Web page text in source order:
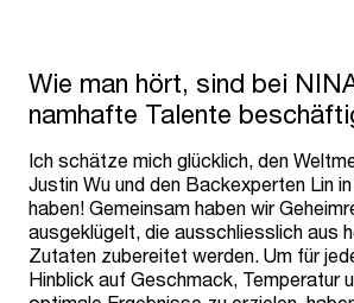
Wie man hört, sind bei
namhafte Talente
Ich schätze mich glücklich, den
Justin Wu und den Backexperten Lin
haben! Gemeinsam haben wir
ausgeklügelt, die ausschliesslich aus
Zutaten zubereitet werden. Um für
Hinblick auf Geschmack, Temperatur